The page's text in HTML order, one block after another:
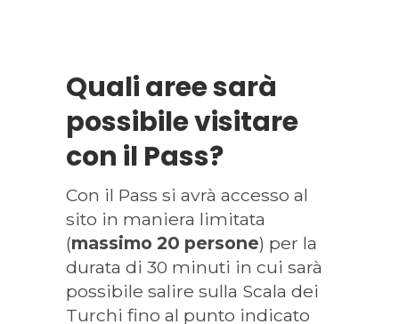
Quali aree sarà
possibile visitare
con il Pass?
Con il Pass si avrà accesso al
sito in maniera limitata
(massimo 20 persone) per la
durata di 30 minuti in cui sarà
possibile salire sulla Scala dei
Turchi fino al punto indicato